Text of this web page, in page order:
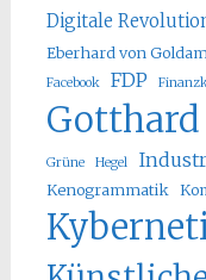
Digitale
Eberhard von
Facebook FDP
Grüne Hegel
Kenogrammatik